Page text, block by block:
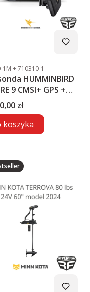
1M + 710310-1
HUMMINBIRD
9 CMSI+ GPS +
LIVE2
zł
koszyka